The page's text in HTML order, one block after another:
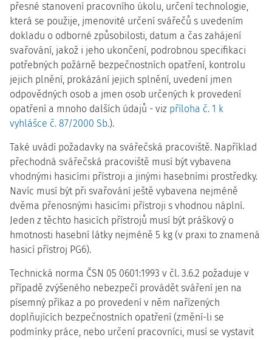
přesné stanovení pracovního úkolu, určení technologie,
která se použije, jmenovité určení svářečů s uvedením
dokladu o odborné způsobilosti, datum a čas zahájení
svařování, jakož i jeho ukončení, podrobnou specifikaci
potřebných požárně bezpečnostních opatření, kontrolu
jejich plnění, prokázání jejich splnění, uvedení jmen
odpovědných osob a jmen osob určených k provedení
opatření a mnoho dalších údajů - viz příloha č. 1 k
vyhlášce č. 87/2000 Sb.).
Také uvádí požadavky na svářečská pracoviště. Například
přechodná svářečská pracoviště musí být vybavena
vhodnými hasicími přístroji a jinými hasebními prostředky.
Navíc musí být při svařování ještě vybavena nejméně
dvěma přenosnými hasicími přístroji s vhodnou náplní.
Jeden z těchto hasicích přístrojů musí být práškový o
hmotnosti hasební látky nejméně 5 kg (v praxi to znamená
hasicí přístroj PG6).
Technická norma ČSN 05 0601:1993 v čl. 3.6.2 požaduje v
případě zvýšeného nebezpečí provádět sváření jen na
písemný příkaz a po provedení v něm nařízených
doplňujících bezpečnostních opatření (změní-li se
podmínky práce, nebo určení pracovníci, musí se vystavit